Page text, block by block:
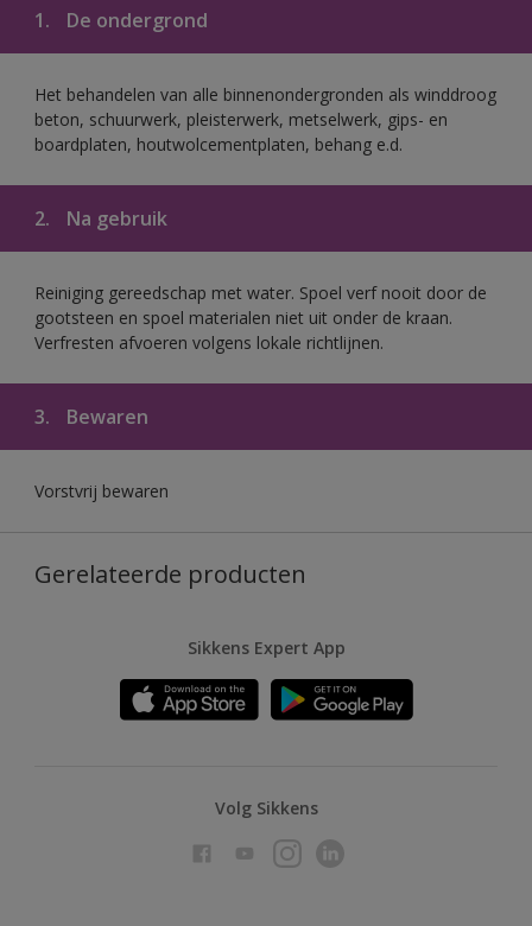
1. De ondergrond
Het behandelen van alle binnenondergronden als winddroog
beton, schuurwerk, pleisterwerk, metselwerk, gips- en
boardplaten, houtwolcementplaten, behang e.d.
2. Na gebruik
Reiniging gereedschap met water. Spoel verf nooit door de
gootsteen en spoel materialen niet uit onder de kraan.
Verfresten afvoeren volgens lokale richtlijnen.
3. Bewaren
Vorstvrij bewaren
Gerelateerde producten
Sikkens Expert App
Volg Sikkens